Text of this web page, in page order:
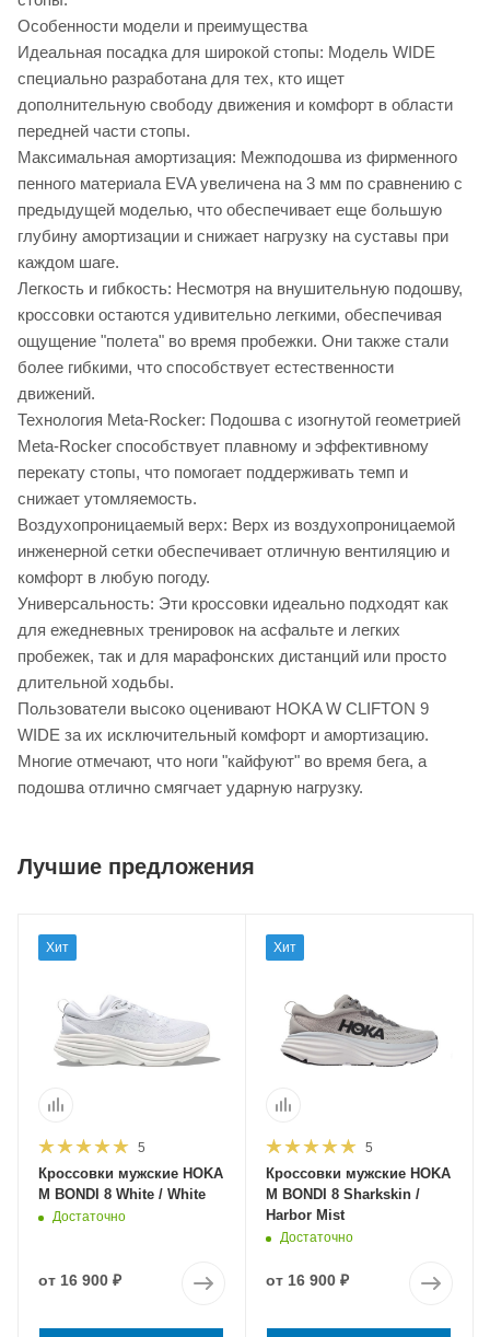
Особенности модели и преимущества
Идеальная посадка для широкой стопы: Модель WIDE
специально разработана для тех, кто ищет
дополнительную свободу движения и комфорт в области
передней части стопы.
Максимальная амортизация: Межподошва из фирменного
пенного материала EVA увеличена на 3 мм по сравнению с
предыдущей моделью, что обеспечивает еще большую
глубину амортизации и снижает нагрузку на суставы при
каждом шаге.
Легкость и гибкость: Несмотря на внушительную подошву,
кроссовки остаются удивительно легкими, обеспечивая
ощущение "полета" во время пробежки. Они также стали
более гибкими, что способствует естественности
движений.
Технология Meta-Rocker: Подошва с изогнутой геометрией
Meta-Rocker способствует плавному и эффективному
перекату стопы, что помогает поддерживать темп и
снижает утомляемость.
Воздухопроницаемый верх: Верх из воздухопроницаемой
инженерной сетки обеспечивает отличную вентиляцию и
комфорт в любую погоду.
Универсальность: Эти кроссовки идеально подходят как
для ежедневных тренировок на асфальте и легких
пробежек, так и для марафонских дистанций или просто
длительной ходьбы.
Пользователи высоко оценивают HOKA W CLIFTON 9
WIDE за их исключительный комфорт и амортизацию.
Многие отмечают, что ноги "кайфуют" во время бега, а
подошва отлично смягчает ударную нагрузку.
Лучшие предложения
Хит
5
Кроссовки мужские HOKA
M BONDI 8 White / White
Достаточно
от 16 900 ₽
Хит
5
Кроссовки мужские HOKA
M BONDI 8 Sharkskin /
Harbor Mist
Достаточно
от 16 900 ₽